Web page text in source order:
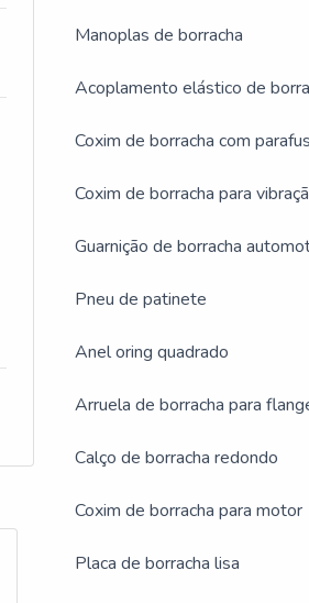
Manoplas de borracha
Acoplamento elástico de
Coxim de borracha com
Coxim de borracha para
Guarnição de borracha
Pneu de patinete
Anel oring quadrado
Arruela de borracha para
Calço de borracha redondo
Coxim de borracha para motor
Placa de borracha lisa